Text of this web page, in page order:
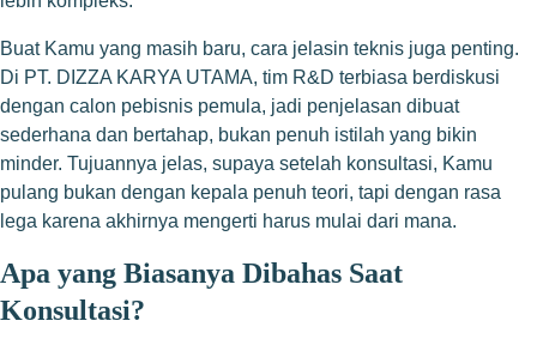
Buat Kamu yang masih baru, cara jelasin teknis juga penting.
Di PT. DIZZA KARYA UTAMA, tim R&D terbiasa berdiskusi
dengan calon pebisnis pemula, jadi penjelasan dibuat
sederhana dan bertahap, bukan penuh istilah yang bikin
minder. Tujuannya jelas, supaya setelah konsultasi, Kamu
pulang bukan dengan kepala penuh teori, tapi dengan rasa
lega karena akhirnya mengerti harus mulai dari mana.
Apa yang Biasanya Dibahas Saat
Konsultasi?